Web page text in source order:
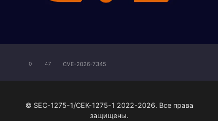
0 47 CVE-2026-7345
© SEC-1275-1/СЕК-1275-1 2022-2026. Все права
защищены.